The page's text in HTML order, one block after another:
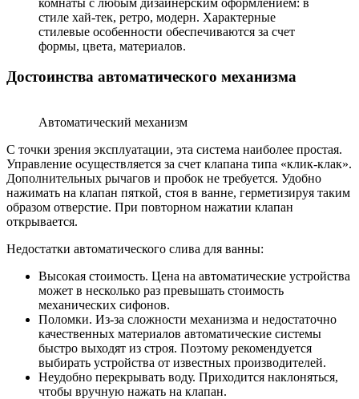
стиле хай-тек, ретро, модерн. Характерные
стилевые особенности обеспечиваются за счет
формы, цвета, материалов.
Достоинства автоматического механизма
Автоматический механизм
С точки зрения эксплуатации, эта система наиболее простая.
Управление осуществляется за счет клапана типа «клик-клак».
Дополнительных рычагов и пробок не требуется. Удобно
нажимать на клапан пяткой, стоя в ванне, герметизируя таким
образом отверстие. При повторном нажатии клапан
открывается.
Недостатки автоматического слива для ванны:
Высокая стоимость. Цена на автоматические устройства
может в несколько раз превышать стоимость
механических сифонов.
Поломки. Из-за сложности механизма и недостаточно
качественных материалов автоматические системы
быстро выходят из строя. Поэтому рекомендуется
выбирать устройства от известных производителей.
Неудобно перекрывать воду. Приходится наклоняться,
чтобы вручную нажать на клапан.